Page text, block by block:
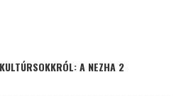
A NEZHA 2